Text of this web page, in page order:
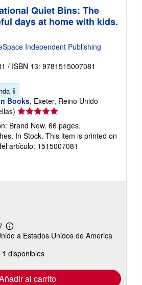
Quiet Bins: The
days at home with kids.
Independent Publishing
/ ISBN 13: 9781515007081
Books, Exeter, Reino Unido
Calificación
vendedor:
5
de
Brand New. 66 pages.
In Stock. This item is printed on
artículo: 1515007081
Más
información
las
tarifas
envío
a Estados Unidos de America
disponibles
al carrito